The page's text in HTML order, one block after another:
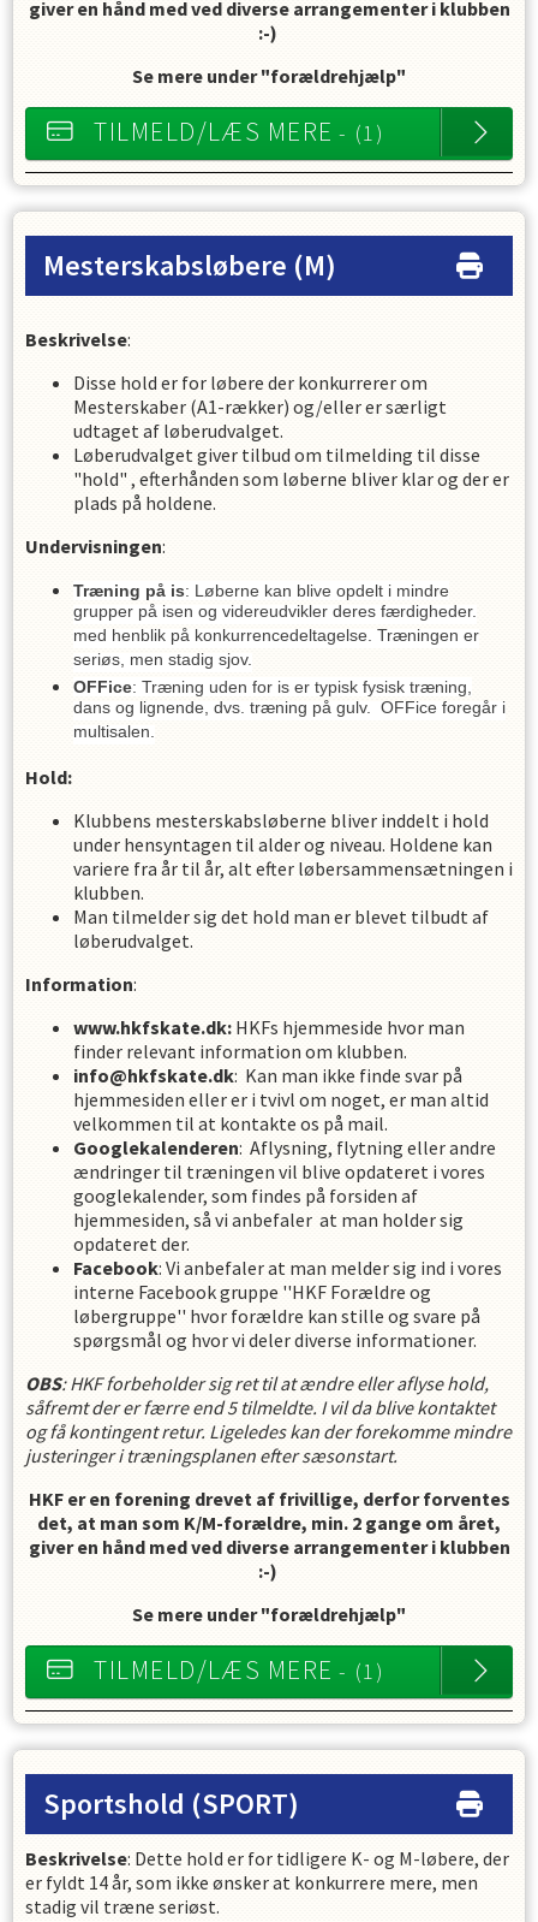
giver en hånd med ved diverse arrangementer i klubben
:-)
Se mere under "forældrehjælp"
TILMELD/LÆS MERE - (1)
Mesterskabsløbere (M)
Beskrivelse:
Disse hold er for løbere der konkurrerer om
Mesterskaber (A1-rækker) og/eller er særligt
udtaget af løberudvalget.
Løberudvalget giver tilbud om tilmelding til disse
"hold" , efterhånden som løberne bliver klar og der er
plads på holdene.
Undervisningen:
Træning på is: Løberne kan blive opdelt i mindre
grupper på isen og videreudvikler deres færdigheder.
med henblik på konkurrencedeltagelse. Træningen er
seriøs, men stadig sjov.
OFFice: Træning uden for is er typisk fysisk træning,
dans og lignende, dvs. træning på gulv. OFFice foregår i
multisalen.
Hold:
Klubbens mesterskabsløberne bliver inddelt i hold
under hensyntagen til alder og niveau. Holdene kan
variere fra år til år, alt efter løbersammensætningen i
klubben.
Man tilmelder sig det hold man er blevet tilbudt af
løberudvalget.
Information:
www.hkfskate.dk: HKFs hjemmeside hvor man
finder relevant information om klubben.
info@hkfskate.dk: Kan man ikke finde svar på
hjemmesiden eller er i tvivl om noget, er man altid
velkommen til at kontakte os på mail.
Googlekalenderen: Aflysning, flytning eller andre
ændringer til træningen vil blive opdateret i vores
googlekalender, som findes på forsiden af
hjemmesiden, så vi anbefaler at man holder sig
opdateret der.
Facebook: Vi anbefaler at man melder sig ind i vores
interne Facebook gruppe ''HKF Forældre og
løbergruppe'' hvor forældre kan stille og svare på
spørgsmål og hvor vi deler diverse informationer.
OBS: HKF forbeholder sig ret til at ændre eller aflyse hold,
såfremt der er færre end 5 tilmeldte. I vil da blive kontaktet
og få kontingent retur. Ligeledes kan der forekomme mindre
justeringer i træningsplanen efter sæsonstart.
HKF er en forening drevet af frivillige, derfor forventes
det, at man som K/M-forældre, min. 2 gange om året,
giver en hånd med ved diverse arrangementer i klubben
:-)
Se mere under "forældrehjælp"
TILMELD/LÆS MERE - (1)
Sportshold (SPORT)
Beskrivelse: Dette hold er for tidligere K- og M-løbere, der
er fyldt 14 år, som ikke ønsker at konkurrere mere, men
stadig vil træne seriøst.